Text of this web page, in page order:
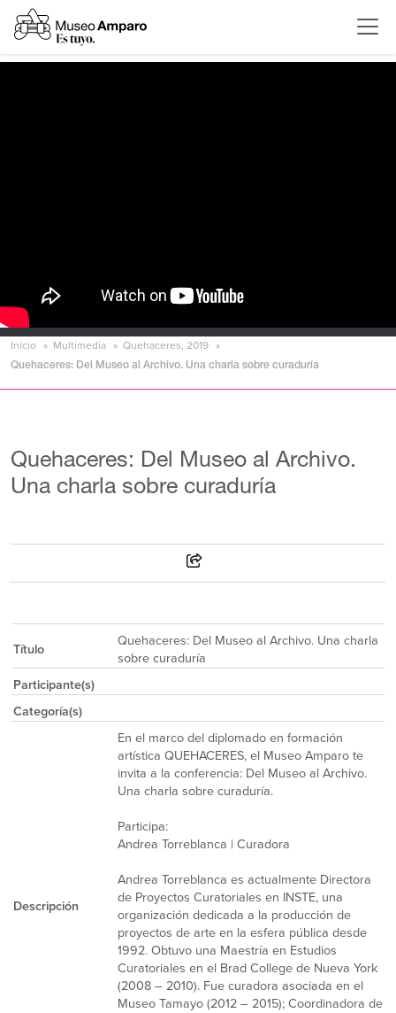
Inicio Multimedia Quehaceres, 2019
Quehaceres: Del Museo al Archivo. Una charla sobre curaduría
Quehaceres: Del Museo al Archivo.
Una charla sobre curaduría
Título
Quehaceres: Del Museo al Archivo. Una charla
sobre curaduría
Participante(s)
Categoría(s)
Descripción
En el marco del diplomado en formación
artística QUEHACERES, el Museo Amparo te
invita a la conferencia: Del Museo al Archivo.
Una charla sobre curaduría.
Participa:
Andrea Torreblanca | Curadora
Andrea Torreblanca es actualmente Directora
de Proyectos Curatoriales en INSTE, una
organización dedicada a la producción de
proyectos de arte en la esfera pública desde
1992. Obtuvo una Maestría en Estudios
Curatoriales en el Brad College de Nueva York
(2008 – 2010). Fue curadora asociada en el
Museo Tamayo (2012 – 2015); Coordinadora de